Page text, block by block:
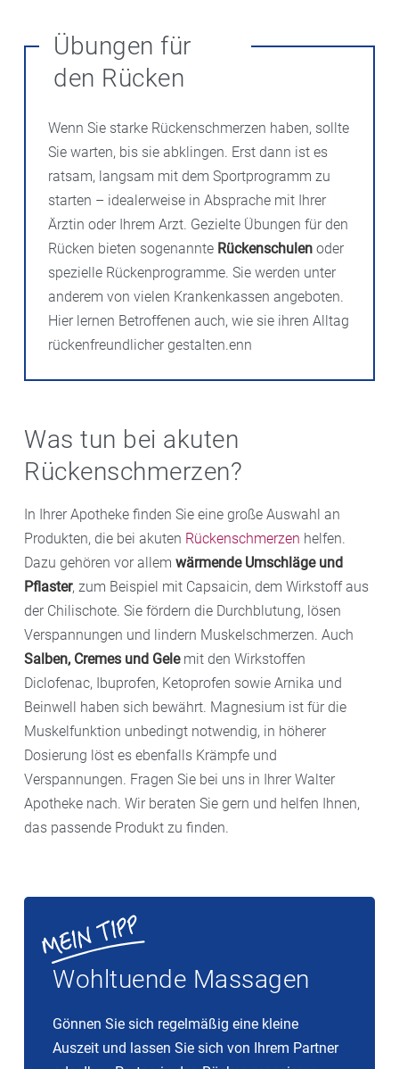
Übungen für
den Rücken
Wenn Sie starke Rückenschmerzen haben, sollte
Sie warten, bis sie abklingen. Erst dann ist es
ratsam, langsam mit dem Sportprogramm zu
starten – idealerweise in Absprache mit Ihrer
Ärztin oder Ihrem Arzt. Gezielte Übungen für den
Rücken bieten sogenannte Rückenschulen oder
spezielle Rückenprogramme. Sie werden unter
anderem von vielen Krankenkassen angeboten.
Hier lernen Betroffenen auch, wie sie ihren Alltag
rückenfreundlicher gestalten.enn
Was tun bei akuten
Rückenschmerzen?
In Ihrer Apotheke finden Sie eine große Auswahl an
Produkten, die bei akuten Rückenschmerzen helfen.
Dazu gehören vor allem wärmende Umschläge und
Pflaster, zum Beispiel mit Capsaicin, dem Wirkstoff aus
der Chilischote. Sie fördern die Durchblutung, lösen
Verspannungen und lindern Muskelschmerzen. Auch
Salben, Cremes und Gelemit den Wirkstoffen
Diclofenac, Ibuprofen, Ketoprofen sowie Arnika und
Beinwell haben sich bewährt. Magnesium ist für die
Muskelfunktion unbedingt notwendig, in höherer
Dosierung löst es ebenfalls Krämpfe und
Verspannungen. Fragen Sie bei uns in Ihrer Walter
Apotheke nach. Wir beraten Sie gern und helfen Ihnen,
das passende Produkt zu finden.
Wohltuende Massagen
Gönnen Sie sich regelmäßig eine kleine
Auszeit und lassen Sie sich von Ihrem Partner